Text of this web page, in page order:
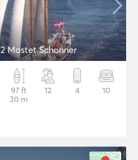
Mastet Schonner
97 ft
30 m
12 4 10